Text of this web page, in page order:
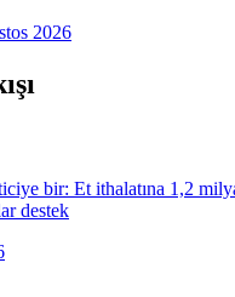
2026
bir: Et ithalatına 1,2
destek